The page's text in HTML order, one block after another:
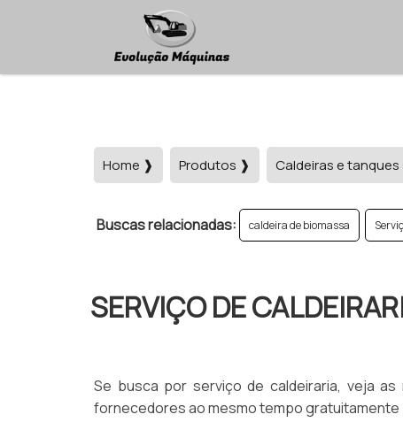
Home ❱ Produtos ❱ Caldeiras e
Buscas relacionadas: caldeira de biomassa
SERVIÇO DE
Se busca por serviço de caldeiraria, veja
fornecedores ao mesmo tempo gratuitamente